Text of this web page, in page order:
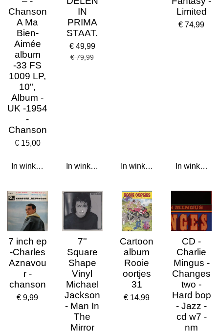
Chanson
A Ma
Bien-
Aimée
album
-33 FS
1009 LP,
10",
Album -
UK -1954
-
Chanson
€ 15,00
In winkelwagen
IN
PRIMA
STAAT.
€ 49,99
€ 79,99
In winkelwagen In winkelwagen
Limited
€ 74,99
In
7 inch ep
-Charles
Aznavou
r -
chanson
€ 9,99
7''
Square
Shape
Vinyl
Michael
Jackson
- Man In
The
Mirror
Cartoon
album
Rooie
oortjes
31
€ 14,99
CD -
Charlie
Mingus -
Changes
two -
Hard bop
- Jazz -
cd w7 -
nm